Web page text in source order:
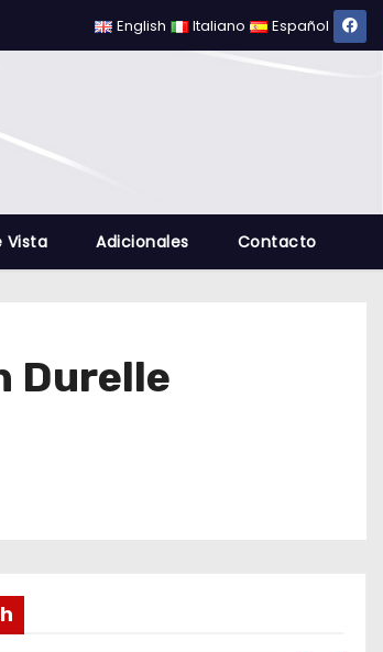
English Italiano Español
Vista Adicionales Contacto
Durelle